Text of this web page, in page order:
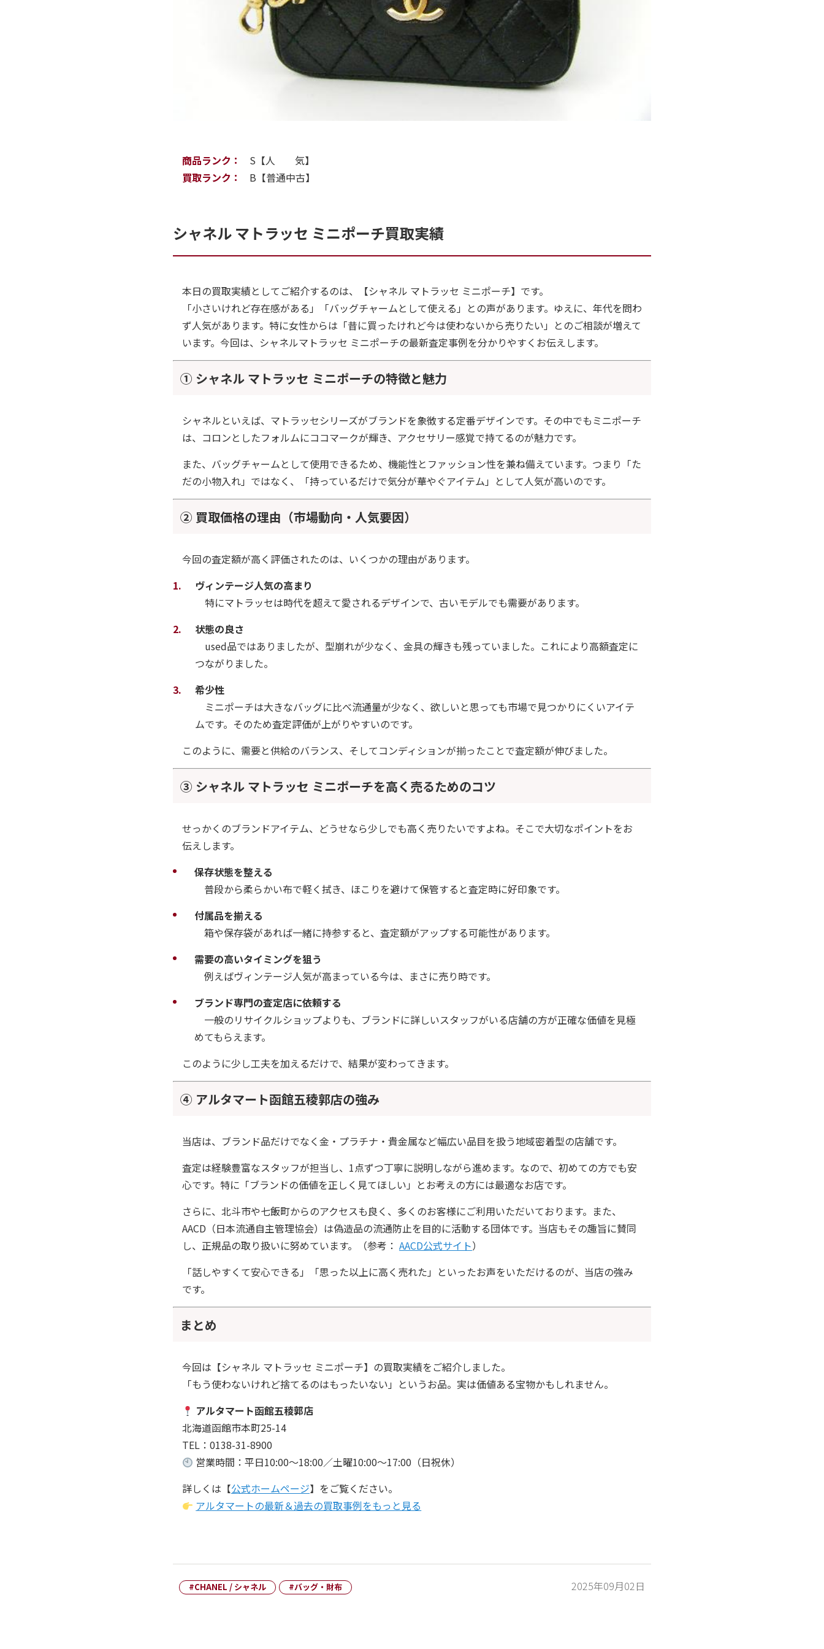
商品ランク：
S【人 気】
買取ランク：
B【普通中古】
シャネル マトラッセ ミニポーチ買取実績
本日の買取実績としてご紹介するのは、【シャネル マトラッセ ミニポーチ】です。
「小さいけれど存在感がある」「バッグチャームとして使える」との声があります。ゆえに、年代を問わ
ず人気があります。特に女性からは「昔に買ったけれど今は使わないから売りたい」とのご相談が増えて
います。今回は、シャネルマトラッセ ミニポーチの最新査定事例を分かりやすくお伝えします。
① シャネル マトラッセ ミニポーチの特徴と魅力
シャネルといえば、マトラッセシリーズがブランドを象徴する定番デザインです。その中でもミニポーチ
は、コロンとしたフォルムにココマークが輝き、アクセサリー感覚で持てるのが魅力です。
また、バッグチャームとして使用できるため、機能性とファッション性を兼ね備えています。つまり「た
だの小物入れ」ではなく、「持っているだけで気分が華やぐアイテム」として人気が高いのです。
② 買取価格の理由（市場動向・人気要因）
今回の査定額が高く評価されたのは、いくつかの理由があります。
ヴィンテージ人気の高まり
特にマトラッセは時代を超えて愛されるデザインで、古いモデルでも需要があります。
状態の良さ
used品ではありましたが、型崩れが少なく、金具の輝きも残っていました。これにより高額査定に
つながりました。
希少性
ミニポーチは大きなバッグに比べ流通量が少なく、欲しいと思っても市場で見つかりにくいアイテ
ムです。そのため査定評価が上がりやすいのです。
このように、需要と供給のバランス、そしてコンディションが揃ったことで査定額が伸びました。
③ シャネル マトラッセ ミニポーチを高く売るためのコツ
せっかくのブランドアイテム、どうせなら少しでも高く売りたいですよね。そこで大切なポイントをお
伝えします。
保存状態を整える
普段から柔らかい布で軽く拭き、ほこりを避けて保管すると査定時に好印象です。
付属品を揃える
箱や保存袋があれば一緒に持参すると、査定額がアップする可能性があります。
需要の高いタイミングを狙う
例えばヴィンテージ人気が高まっている今は、まさに売り時です。
ブランド専門の査定店に依頼する
一般のリサイクルショップよりも、ブランドに詳しいスタッフがいる店舗の方が正確な価値を見極
めてもらえます。
このように少し工夫を加えるだけで、結果が変わってきます。
④ アルタマート函館五稜郭店の強み
当店は、ブランド品だけでなく金・プラチナ・貴金属など幅広い品目を扱う地域密着型の店舗です。
査定は経験豊富なスタッフが担当し、1点ずつ丁寧に説明しながら進めます。なので、初めての方でも安
心です。特に「ブランドの価値を正しく見てほしい」とお考えの方には最適なお店です。
さらに、北斗市や七飯町からのアクセスも良く、多くのお客様にご利用いただいております。また、
AACD（日本流通自主管理協会）は偽造品の流通防止を目的に活動する団体です。当店もその趣旨に賛同
し、正規品の取り扱いに努めています。（参考： AACD公式サイト）
「話しやすくて安心できる」「思った以上に高く売れた」といったお声をいただけるのが、当店の強み
です。
まとめ
今回は【シャネル マトラッセ ミニポーチ】の買取実績をご紹介しました。
「もう使わないけれど捨てるのはもったいない」というお品。実は価値ある宝物かもしれません。
アルタマート函館五稜郭店
北海道函館市本町25-14
TEL：0138-31-8900
営業時間：平日10:00〜18:00／土曜10:00〜17:00（日祝休）
詳しくは【公式ホームページ】をご覧ください。
アルタマートの最新＆過去の買取事例をもっと見る
#CHANEL / シャネル #バッグ・財布 2025年09月02日